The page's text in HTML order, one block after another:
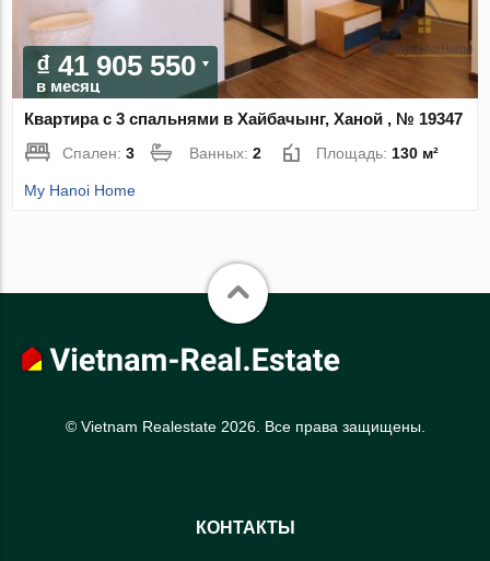
₫ 41 905 550
в месяц
Квартира с 3 спальнями в Хайбачынг, Ханой , № 19347
Спален:3 Ванных:2 Площадь: 130 м²
My Hanoi Home
© Vietnam Realestate 2026. Все права защищены.
КОНТАКТЫ